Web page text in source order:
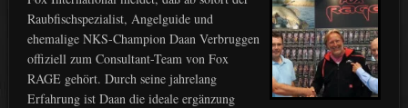
Raubfischspezialist, Angelguide und
ehemalige NKS-Champion Daan Verbruggen
offiziell zum Consultant-Team von Fox
RAGE gehört. Durch seine jahrelang
Erfahrung ist Daan die ideale ergänzung